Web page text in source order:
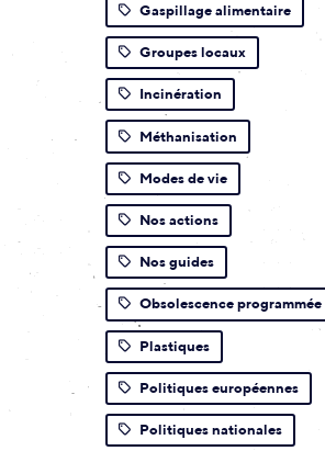
Gaspillage alimentaire
Groupes locaux
Incinération
Méthanisation
Modes de vie
Nos actions
Nos guides
Obsolescence programmée
Plastiques
Politiques européennes
Politiques nationales